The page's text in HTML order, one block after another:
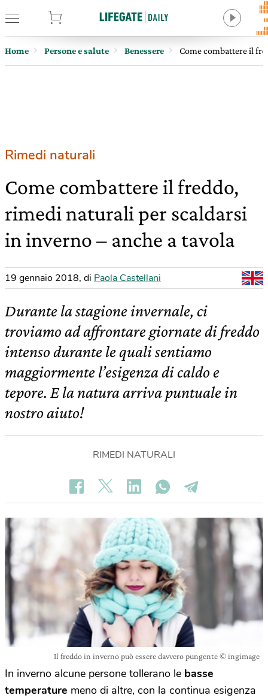
Home Persone e salute Benessere Come combattere il
Rimedi naturali
Come combattere il freddo,
rimedi naturali per scaldarsi
in inverno – anche a tavola
19 gennaio 2018, di Paola Castellani
Durante la stagione invernale, ci
troviamo ad affrontare giornate di freddo
intenso durante le quali sentiamo
maggiormente l’esigenza di caldo e
tepore. E la natura arriva puntuale in
nostro aiuto!
RIMEDI NATURALI
Il freddo in inverno può essere davvero pungente © ingimage
In inverno alcune persone tollerano le basse
temperature meno di altre, con la continua esigenza